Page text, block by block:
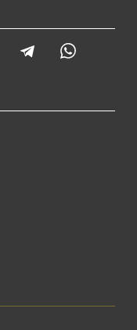
LinkedIn Telegram